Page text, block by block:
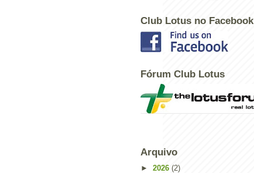
Club Lotus no Facebook
Fórum Club Lotus
Arquivo
► 2026 (2)